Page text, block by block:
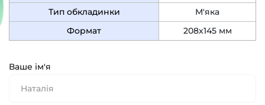
Тип обкладинки
М'яка
Формат
208х145 мм
Ваше ім'я